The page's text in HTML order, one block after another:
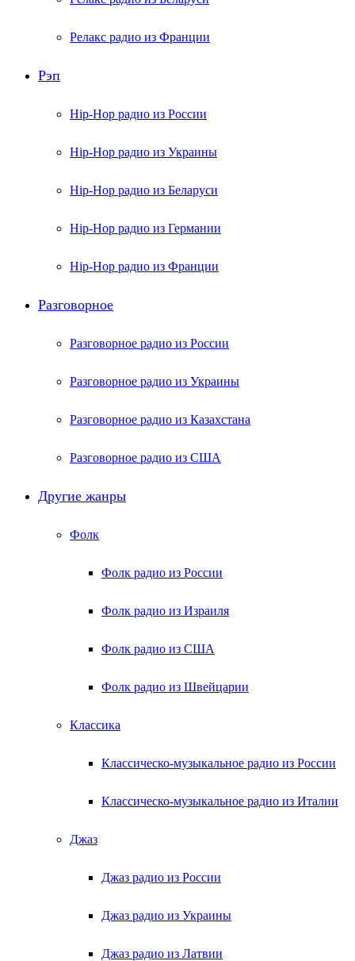
Релакс радио из Франции
Рэп
Hip-Hop радио из России
Hip-Hop радио из Украины
Hip-Hop радио из Беларуси
Hip-Hop радио из Германии
Hip-Hop радио из Франции
Разговорное
Разговорное радио из России
Разговорное радио из Украины
Разговорное радио из Казахстана
Разговорное радио из США
Другие жанры
Фолк
Фолк радио из России
Фолк радио из Израиля
Фолк радио из США
Фолк радио из Швейцарии
Классика
Классическо-музыкальное радио из России
Классическо-музыкальное радио из Италии
Джаз
Джаз радио из России
Джаз радио из Украины
Джаз радио из Латвии